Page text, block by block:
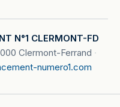
N°1 CLERMONT-FD
Clermont-Ferrand ·
numero1.com